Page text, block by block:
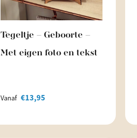
Tegeltje – Geboorte –
Met eigen foto en tekst
Vanaf €13,95